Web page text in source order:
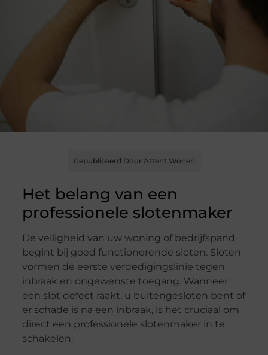
Gepubliceerd Door Attent Wonen
Het belang van een
professionele slotenmaker
De veiligheid van uw woning of bedrijfspand
begint bij goed functionerende sloten. Sloten
vormen de eerste verdedigingslinie tegen
inbraak en ongewenste toegang. Wanneer
een slot defect raakt, u buitengesloten bent of
er schade is na een inbraak, is het cruciaal om
direct een professionele slotenmaker in te
schakelen.